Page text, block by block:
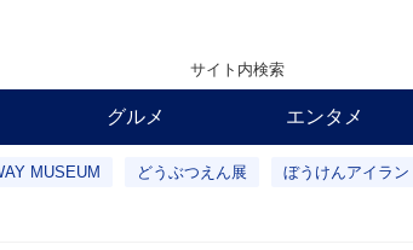
サイト内検索
グルメ エンタメ
MUSEUM どうぶつえん展 ぼうけんアイラン